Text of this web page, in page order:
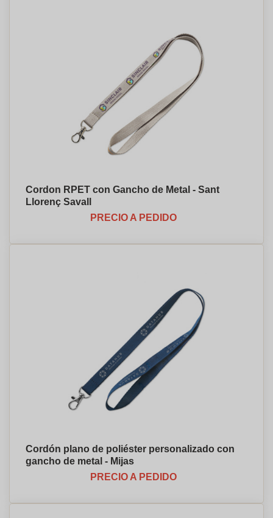
Cordon RPET con Gancho de Metal - Sant
Llorenç Savall
PRECIO A PEDIDO
Cordón plano de poliéster personalizado con
gancho de metal - Mijas
PRECIO A PEDIDO